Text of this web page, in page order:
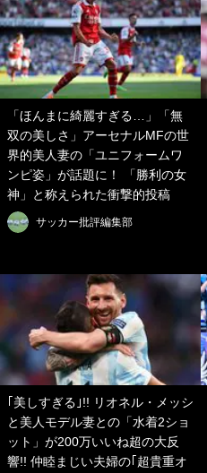
「ほんまに綺麗すぎる…」「無
双の美しさ」アーセナルMFの世
界的美人妻の「ユニフォームワ
ンピ姿」が話題に！ 「勝利の女
神」と称えられた衝撃的投稿
サッカー批評編集部
｢美しすぎる｣!! リオネル・メッシ
と美人モデル妻との「水着2ショ
ット」が200万いいね超の大反
響!! 仲睦まじい夫婦の｢超貴重オ